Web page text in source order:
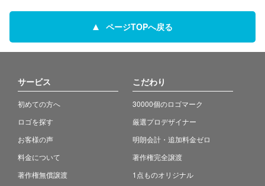
ページTOPへ戻る
サービス
初めての方へ
ロゴを探す
お客様の声
料金について
著作権無償譲渡
こだわり
30000個のロゴマーク
厳選プロデザイナー
明朗会計・追加料金ゼロ
著作権完全譲渡
1点ものオリジナル